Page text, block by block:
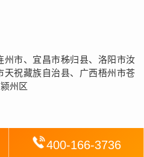
州市、宜昌市秭归县、洛阳市汝
天祝藏族自治县、广西梧州市苍
州区
400-166-3736